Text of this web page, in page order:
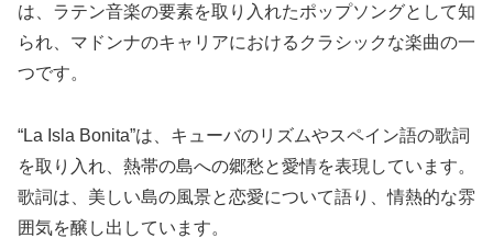
は、ラテン音楽の要素を取り入れたポップソングとして知
られ、マドンナのキャリアにおけるクラシックな楽曲の一
つです。
“La Isla Bonita”は、キューバのリズムやスペイン語の歌詞
を取り入れ、熱帯の島への郷愁と愛情を表現しています。
歌詞は、美しい島の風景と恋愛について語り、情熱的な雰
囲気を醸し出しています。